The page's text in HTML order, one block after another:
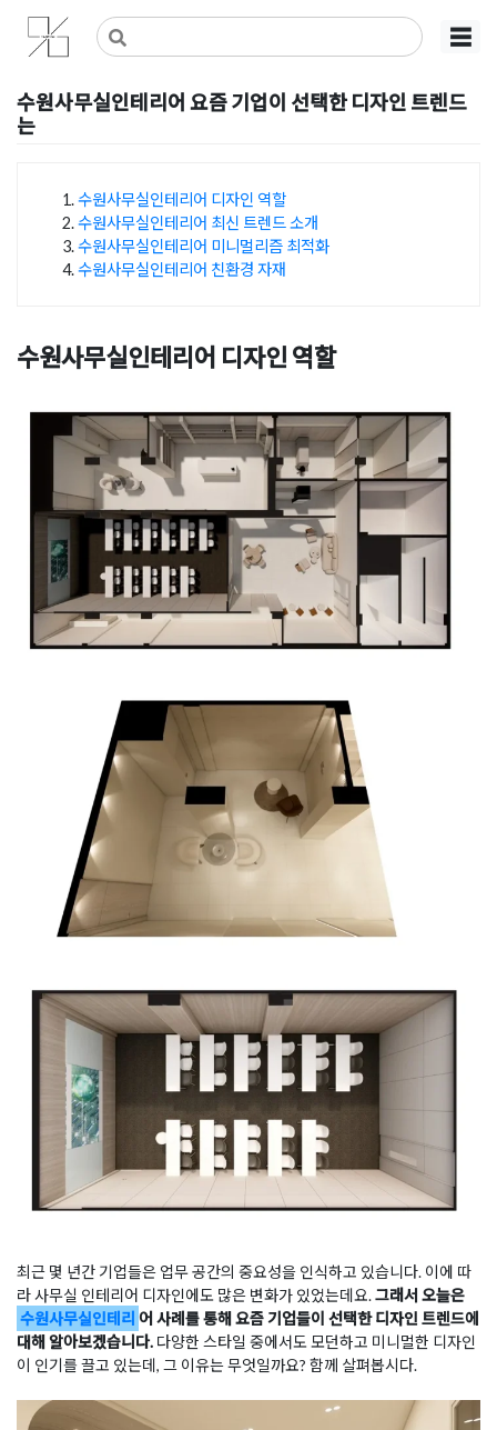
Skip
content
사무실인테리어 디자인 공사 비용견적 플랫폼
사무실인테리어 916
☰
수원사무실인테리어 요즘 기업이 선택한 디자인 트렌드
는
수원사무실인테리어 디자인 역할
수원사무실인테리어 최신 트렌드 소개
수원사무실인테리어 미니멀리즘 최적화
수원사무실인테리어 친환경 자재
수원사무실인테리어 디자인 역할
최근 몇 년간 기업들은 업무 공간의 중요성을 인식하고 있습니다. 이에 따
라 사무실 인테리어 디자인에도 많은 변화가 있었는데요.그래서 오늘은
수원사무실인테리 어 사례를 통해 요즘 기업들이 선택한 디자인 트렌드에
대해 알아보겠습니다. 다양한 스타일 중에서도 모던하고 미니멀한 디자인
이 인기를 끌고 있는데, 그 이유는 무엇일까요? 함께 살펴봅시다.